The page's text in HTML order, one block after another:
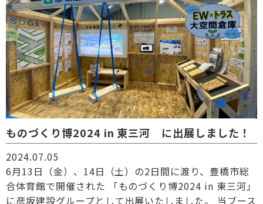
ものづくり博2024 in 東三河 に出展しました！
2024.07.05
6月13日（金）、14日（土）の2日間に渡り、豊橋市総
合体育館で開催された 「ものづくり博2024 in 東三河」
に彦坂建設グループとして出展いたしました。 当ブース